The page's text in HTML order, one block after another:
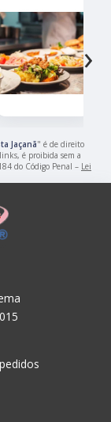
›
Jaçanã" é de direito
é proibida sem a
do Código Penal – Lei